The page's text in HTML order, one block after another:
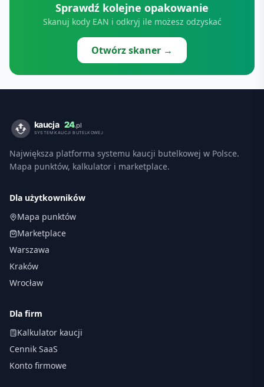
Sprawdź kolejne opakowanie
Skanuj kody EAN i odkryj ile możesz odzyskać
Otwórz skaner →
Największa platforma systemu kaucji butelkowej w Polsce.
Mapa punktów, kalkulator i marketplace.
Dla użytkowników
Mapa punktów
Marketplace
Warszawa
Kraków
Wrocław
Dla firm
Kalkulator kaucji
Cennik SaaS
Konto firmowe